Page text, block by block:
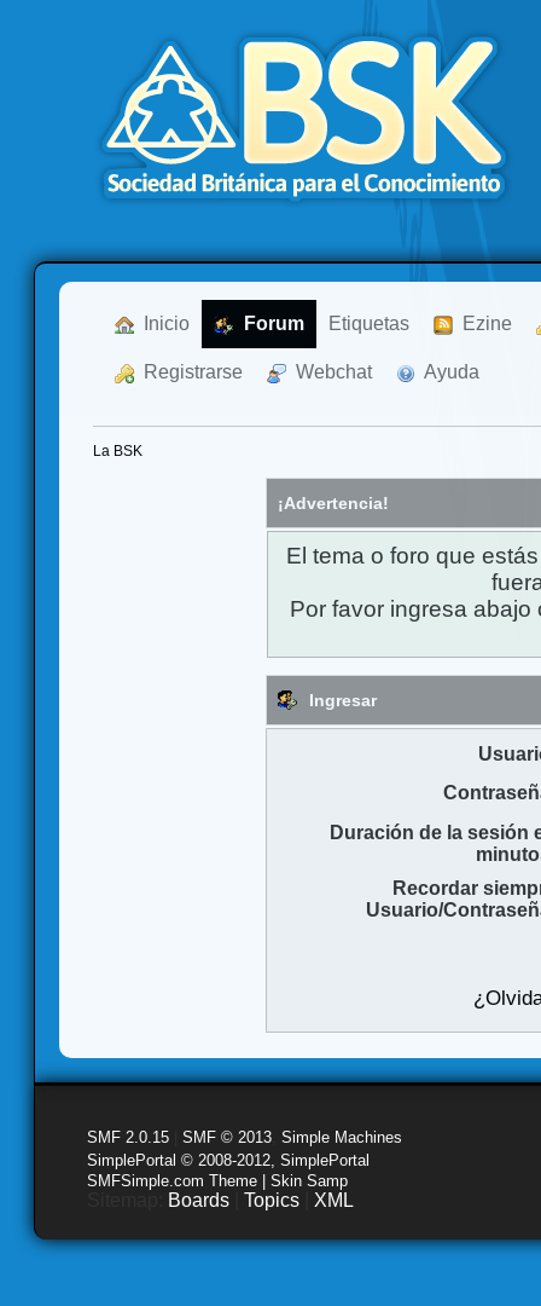
Inicio Forum Etiquetas Ezine
Registrarse Webchat Ayuda
La BSK
¡Advertencia!
El tema o foro que
Por favor ingresa
Ingresar
Duración de la sesión
Recordar
Usuario/
SMF 2.0.15 SMF © 2013 Simple Machines
SimplePortal © 2008-2012, SimplePortal
SMFSimple.com Theme | Skin Samp
Boards Topics XML